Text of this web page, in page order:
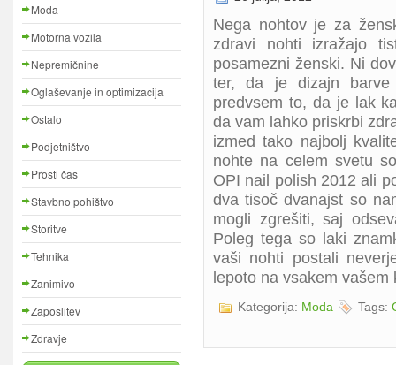
Moda
Motorna vozila
Nepremičnine
Oglaševanje in optimizacija
Ostalo
Podjetništvo
Prosti čas
Stavbno pohištvo
Storitve
Tehnika
Zanimivo
Zaposlitev
Zdravje
Nega nohtov je za
zdravi nohti izražajo
posamezni ženski. Ni
ter, da je dizajn barve
predvsem to, da je lak
da vam lahko priskrbi
izmed tako najbolj
nohte na celem svetu
OPI nail polish 2012 ali
dva tisoč dvanajst so
mogli zgrešiti, saj
Poleg tega so laki
vaši nohti postali
lepoto na vsakem vašem
Kategorija: Moda Tags: